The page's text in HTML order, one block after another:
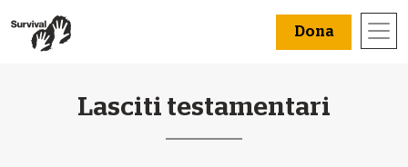
Dona
Lasciti testamentari